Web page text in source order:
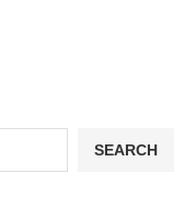
SEARCH